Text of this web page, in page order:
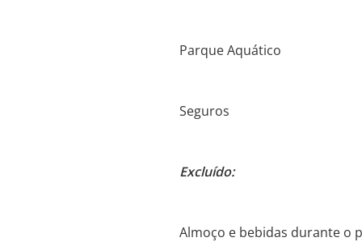
Parque Aquático
Seguros
Excluído:
Almoço e bebidas durante o